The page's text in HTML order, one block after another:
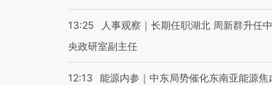
13:25
人事观察｜长期任职湖北 周新群升任中
央政研室副主任
12:13
能源内参｜中东局势催化东南亚能源焦